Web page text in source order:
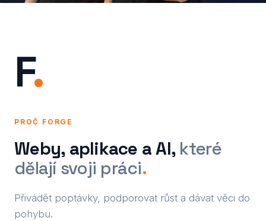
F.
PROČ FORGE
Weby, aplikace a AI, které
dělají svoji práci.
Přivádět poptávky, podporovat růst a dávat věci do
pohybu.